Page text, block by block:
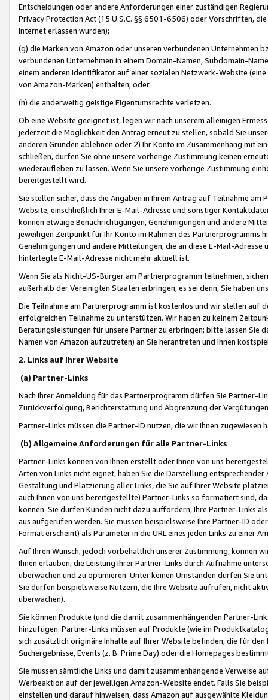
Entscheidungen oder andere Anforderungen einer zuständigen
Privacy Protection Act (15 U.S.C. §§ 6501-6506) oder Vorschriften,
Internet erlassen wurden);
(g) die Marken von Amazon oder unseren verbundenen Unternehmen
verbundenen Unternehmen in einem Domain-Namen, Subdomain-
einem anderen Identifikator auf einer sozialen Netzwerk-Website
von Amazon-Marken) enthalten; oder
(h) die anderweitig geistige Eigentumsrechte verletzen.
Ob eine Website geeignet ist, legen wir nach unserem alleinigen
jederzeit die Möglichkeit den Antrag erneut zu stellen, sobald Sie
anderen Gründen ablehnen oder 2) Ihr Konto im Zusammenhang mit
schließen, dürfen Sie ohne unsere vorherige Zustimmung keinen
wiederaufleben zu lassen. Wenn Sie unsere vorherige Zustimmung
bereitgestellt wird.
Sie stellen sicher, dass die Angaben in Ihrem Antrag auf Teilnahme
Website, einschließlich Ihrer E-Mail-Adresse und sonstiger
können etwaige Benachrichtigungen, Genehmigungen und andere
jeweiligen Zeitpunkt für Ihr Konto im Rahmen des Partnerprogramms
Genehmigungen und andere Mitteilungen, die an diese E-Mail-
hinterlegte E-Mail-Adresse nicht mehr aktuell ist.
Wenn Sie als Nicht-US-Bürger am Partnerprogramm teilnehmen,
außerhalb der Vereinigten Staaten erbringen, es sei denn, Sie haben
Die Teilnahme am Partnerprogramm ist kostenlos und wir stellen auf
erfolgreichen Teilnahme zu unterstützen. Wir haben zu keinem
Beratungsleistungen für unsere Partner zu erbringen; bitte lassen Sie
Namen von Amazon aufzutreten) an Sie herantreten und Ihnen
2. Links auf Ihrer Website
(a) Partner-Links
Nach Ihrer Anmeldung für das Partnerprogramm dürfen Sie Partner-
Zurückverfolgung, Berichterstattung und Abgrenzung der
Partner-Links müssen die Partner-ID nutzen, die wir Ihnen zugewiesen
(b) Allgemeine Anforderungen für alle Partner-Links
Partner-Links können von Ihnen erstellt oder Ihnen von uns
Arten von Links nicht eignet, haben Sie die Darstellung
Gestaltung und Platzierung aller Links, die Sie auf Ihrer Website
auch Ihnen von uns bereitgestellte) Partner-Links so formatiert sind,
können. Sie dürfen Kunden nicht dazu auffordern, Ihre Partner-Links
aus aufgerufen werden. Sie müssen beispielsweise Ihre Partner-ID
Format erscheint) als Parameter in die URL eines jeden Links zu einer
Auf Ihren Wunsch, jedoch vorbehaltlich unserer Zustimmung, können
Ihnen erlauben, die Leistung Ihrer Partner-Links durch Aufnahme
überwachen und zu optimieren. Unter keinen Umständen dürfen Sie
Sie dürfen beispielsweise Nutzern, die Ihre Website aufrufen, nicht
überwachen).
Sie können Produkte (und die damit zusammenhängenden Partner-
hinzufügen. Partner-Links müssen auf Produkte (wie im
sich zusätzlich originäre Inhalte auf Ihrer Website befinden, die für
Suchergebnisse, Events (z. B. Prime Day) oder die Homepages
Sie müssen sämtliche Links und damit zusammenhängende
Werbeaktion auf der jeweiligen Amazon-Website endet. Falls Sie
einstellen und darauf hinweisen, dass Amazon auf ausgewählte